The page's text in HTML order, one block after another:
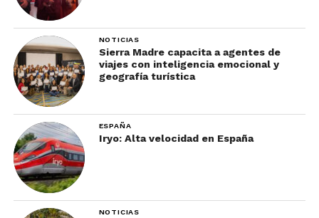
NOTICIAS
Sierra Madre capacita a agentes de
viajes con inteligencia emocional y
geografía turística
ESPAÑA
Iryo: Alta velocidad en España
NOTICIAS